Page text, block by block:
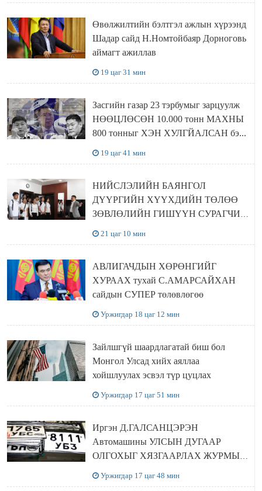
Өвөлжилтийн бэлтгэл ажлын хүрээнд
Шадар сайд Н.Номтойбаяр Дорноговь
аймагт ажиллав
19 цаг 31 мин
Засгийн газар 23 тэрбумыг зарцуулж
НӨӨЦЛӨСӨН 10.000 тонн МАХНЫ
800 тонныг ХЭН ХУЛГЙАЛСАН бэ...
19 цаг 41 мин
НИЙСЛЭЛИЙН БАЯНГОЛ
ДҮҮРГИЙН ХҮҮХДИЙН ТӨЛӨӨ
ЗӨВЛӨЛИЙН ГИШҮҮН СУРАГЧИД
21 цаг 10 мин
АВЛИГАЧДЫН ХӨРӨНГИЙГ
ХУРААХ тухай С.АМАРСАЙХАН
сайдын СУПЕР төлөвлөгөө
Уржигдар 18 цаг 12 мин
Зайлшгүй шаардлагатай биш бол
Монгол Улсад хийх аяллаа
хойшлуулах эсвэл түр цуцлах
Уржигдар 17 цаг 51 мин
Иргэн Д.ГАЛСАНЦЭРЭН
Автомашины УЛСЫН ДУГААР
ОЛГОХЫГ ХЯЗГААРЛАХ ЖУРМЫГ
Уржигдар 17 цаг 48 мин